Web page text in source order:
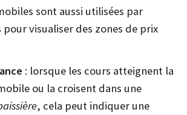
sont aussi utilisées par
visualiser des zones de prix
: lorsque les cours atteignent la
ou la croisent dans une
, cela peut indiquer une